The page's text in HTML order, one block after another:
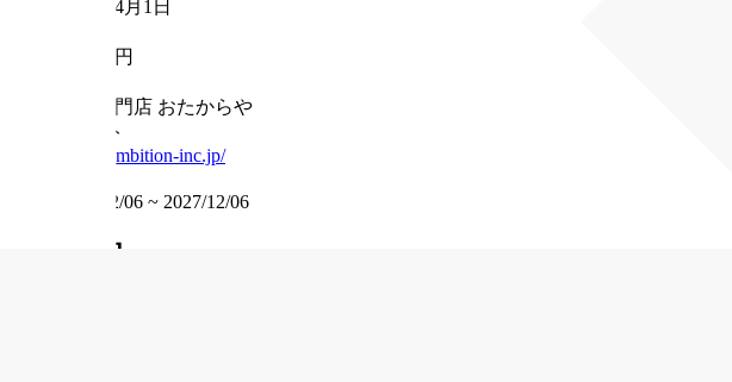
2020年4月1日
5000万円
買取専門店 おたからや
ウェブサイト
https://ambition-inc.jp/
2025/12/06 ~ 2027/12/06
求人情報